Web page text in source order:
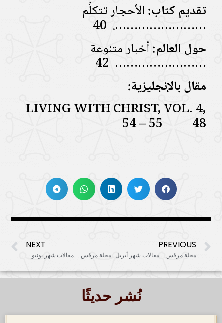
تقديم كتاب:الأحجار تتكلَّم
……………………. 40
حول العالم:أخبار متنوعة
…………………… 42
مقال بالإنجليزية:
LIVING WITH CHRIST, VOL. 4,
54 – 55 48
PREVIOUS
مجلة مرقس – مقالات شهر أبريل 2025
NEXT
مجلة مرقس – مقالات شهر يونيو 2025
نُشر حديثًا